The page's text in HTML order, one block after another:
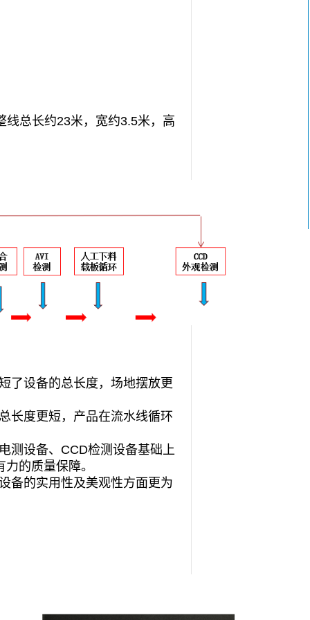
总长约23米，宽约3.5米，高
了设备的总长度，场地摆放更
长度更短，产品在流水线循环
测设备、CCD检测设备基础上
的质量保障。
备的实用性及美观性方面更为